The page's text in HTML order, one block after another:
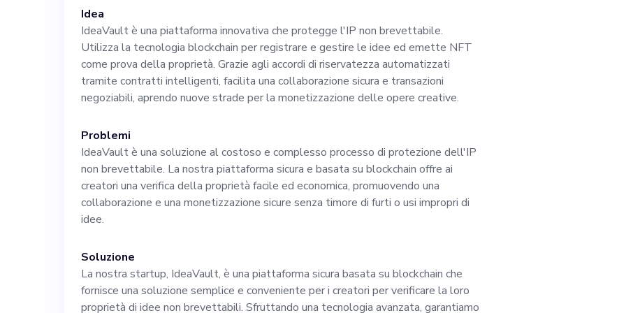
creazione e implementazione del
business, dello sviluppo del
dell'acquisizione dei clienti, oltre a
ambizioso dedicato a risolvere un
vecchia data per creatori, innovatori
imprese. Per questo ruolo cruciale,
con una comprovata esperienza
Idea
IdeaVault è una piattaforma innovativa che protegge l'IP non brevettabile.
Utilizza la tecnologia blockchain per registrare e gestire le idee ed emette NFT
come prova della proprietà. Grazie agli accordi di riservatezza automatizzati
tramite contratti intelligenti, facilita una collaborazione sicura e transazioni
negoziabili, aprendo nuove strade per la monetizzazione delle opere creative.
Problemi
IdeaVault è una soluzione al costoso e complesso processo di protezione dell'IP
non brevettabile. La nostra piattaforma sicura e basata su blockchain offre ai
creatori una verifica della proprietà facile ed economica, promuovendo una
collaborazione e una monetizzazione sicure senza timore di furti o usi impropri di
idee.
Soluzione
La nostra startup, IdeaVault, è una piattaforma sicura basata su blockchain che
fornisce una soluzione semplice e conveniente per i creatori per verificare la loro
proprietà di idee non brevettabili. Sfruttando una tecnologia avanzata, garantiamo